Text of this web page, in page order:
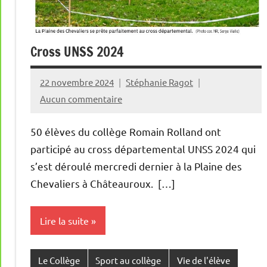
Cross UNSS 2024
22 novembre 2024
Stéphanie Ragot
Aucun commentaire
50 élèves du collège Romain Rolland ont
participé au cross départemental UNSS 2024 qui
s’est déroulé mercredi dernier à la Plaine des
Chevaliers à Châteauroux. […]
Lire la suite
Le Collège Sport au collège Vie de l'élève